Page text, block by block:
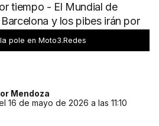
tiempo - El Mundial de
y los pibes irán por
pole en Moto3.Redes
Mendoza
16 de mayo de 2026 a las 11:10